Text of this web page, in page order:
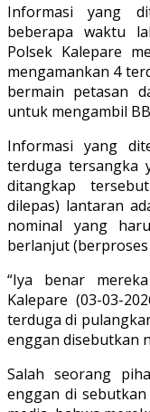
Informasi yang
beberapa waktu
Polsek Kalepare
mengamankan 4
bermain petasan
untuk mengambil
Informasi yang
terduga tersangka
ditangkap
dilepas) lantaran
nominal yang
berlanjut
“Iya benar
Kalepare (03-03-
terduga di
enggan disebutkan
Salah seorang
enggan di